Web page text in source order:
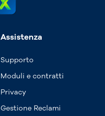
Assistenza
Supporto
Moduli e contratti
Privacy
Gestione Reclami